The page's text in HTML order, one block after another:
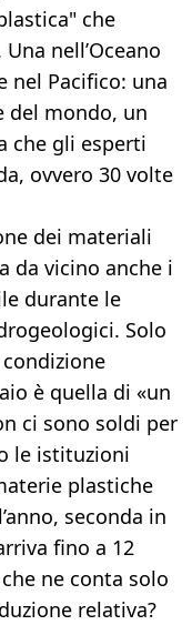
che
nell’Oceano
nel Pacifico: una
del mondo, un
che gli esperti
ovvero 30 volte
dei materiali
da vicino anche i
durante le
Solo
è quella di «un
ci sono soldi per
le istituzioni
plastiche
seconda in
fino a 12
ne conta solo
relativa?